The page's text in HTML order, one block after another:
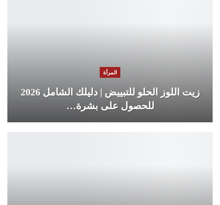
المرأة
زيت اللوز الحلو للتبييض | دليلك الشامل 2026
للحصول على بشرة…